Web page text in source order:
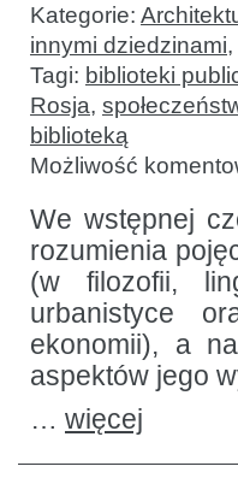
Kategorie:
innymi dziedzinami,
Tagi: biblioteki
Rosja,
biblioteką
Możliwość
We wstępnej
rozumienia
(w filozofii,
urbanistyce
ekonomii), a
aspektów jego
… więcej